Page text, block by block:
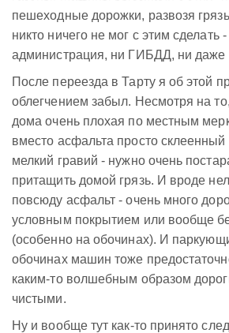
пешеходные дорожки, развозя
никто ничего не мог с этим сделать
администрация, ни ГИБДД, ни даже
После переезда в Тарту я об этой
облегчением забыл. Несмотря на
дома очень плохая по местным
вместо асфальта просто склеенный
мелкий гравий - нужно очень
притащить домой грязь. И вроде
повсюду асфальт - очень много
условным покрытием или вообще
(особенно на обочинах). И
обочинах машин тоже
каким-то волшебным образом
чистыми.
Ну и вообще тут как-то принято